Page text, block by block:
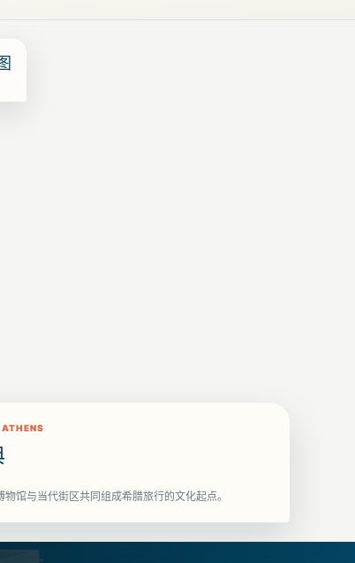
ATHENS
物馆与当代街区共同组成希腊旅行的文化起点。